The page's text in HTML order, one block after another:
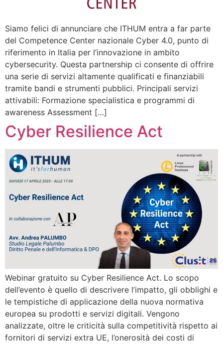
Siamo felici di annunciare che ITHUM entra a far parte
del Competence Center nazionale Cyber 4.0, punto di
riferimento in Italia per l’innovazione in ambito
cybersecurity. Questa partnership ci consente di offrire
una serie di servizi altamente qualificati e finanziabili
tramite bandi e strumenti pubblici. Principali servizi
attivabili: Formazione specialistica e programmi di
awareness Assessment […]
Cyber Resilience Act
Webinar gratuito su Cyber Resilience Act. Lo scopo
dell’evento è quello di descrivere l’impatto, gli obblighi e
le tempistiche di applicazione della nuova normativa
europea su prodotti e servizi digitali. Vengono
analizzate, oltre le criticità sulla competitività rispetto ai
fornitori di servizi extra UE, l’onerosità dei costi di